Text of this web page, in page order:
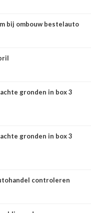
bij ombouw bestelauto
gronden in box 3
gronden in box 3
controleren